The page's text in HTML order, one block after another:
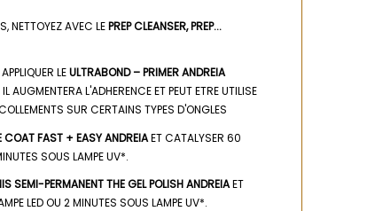
NETTOYEZ AVEC LEPREPCLEANSER, PREP...
LEULTRABOND – PRIMERANDREIA
AUGMENTERA L'ADHERENCE ET PEUT ETRE UTILISE
SUR CERTAINS TYPES D'ONGLES
COAT FAST + EASY ANDREIAET CATALYSER 60
SOUS LAMPE UV*.
SEMI-PERMANENT THE GEL POLISH ANDREIAET
LED OU 2 MINUTES SOUS LAMPE UV*.